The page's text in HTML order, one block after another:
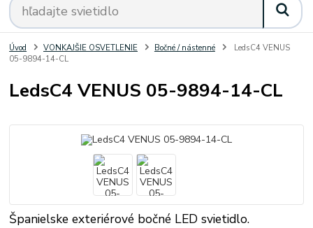
Úvod VONKAJŠIE OSVETLENIE Bočné / nástenné
LedsC4 VENUS
05-9894-14-CL
LedsC4 VENUS 05-9894-14-CL
Španielske exteriérové bočné LED svietidlo.